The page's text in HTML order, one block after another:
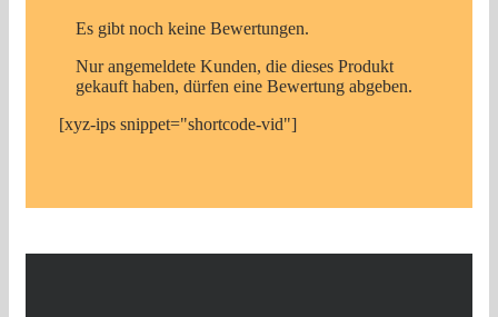
Es gibt noch keine Bewertungen.
Nur angemeldete Kunden, die dieses Produkt
gekauft haben, dürfen eine Bewertung abgeben.
[xyz-ips snippet="shortcode-vid"]